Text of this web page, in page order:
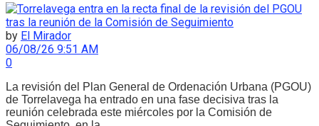
by El Mirador
06/08/26 9:51 AM
0
La revisión del Plan General de Ordenación Urbana (PGOU)
de Torrelavega ha entrado en una fase decisiva tras la
reunión celebrada este miércoles por la Comisión de